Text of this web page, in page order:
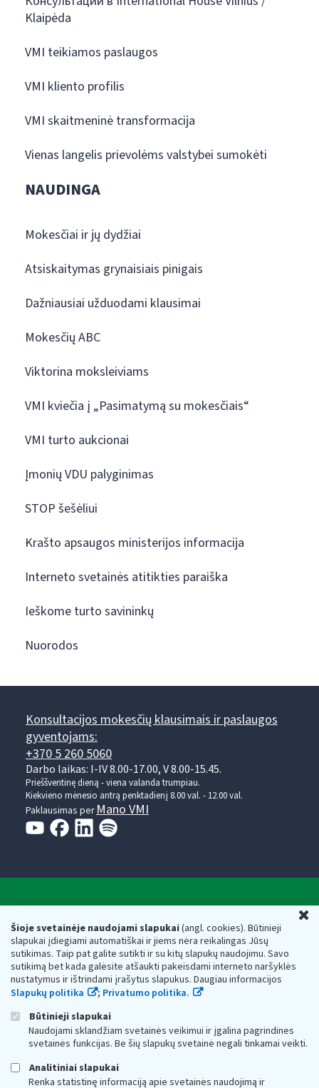
Šioje svetainėje naudojami slapukai(angl. cookies). Būtinieji
slapukai įdiegiami automatiškai ir jiems nėra reikalingas Jūsų
sutikimas. Taip pat galite sutikti ir su kitų slapukų naudojimu. Savo
sutikimą bet kada galėsite atšaukti pakeisdami interneto naršyklės
nustatymus ir ištrindami įrašytus slapukus. Daugiau informacijos
Slapukų politika
; Privatumo politika.
Būtinieji slapukai
Naudojami sklandžiam svetainės veikimui ir įgalina pagrindines
svetainės funkcijas. Be šių slapukų svetainė negali tinkamai veikti.
Analitiniai slapukai
Renka statistinę informaciją apie svetainės naudojimą ir
Klaipėda
VMI teikiamos paslaugos
VMI kliento profilis
VMI skaitmeninė transformacija
Vienas langelis prievolėms valstybei sumokėti
NAUDINGA
Mokesčiai ir jų dydžiai
Atsiskaitymas grynaisiais pinigais
Dažniausiai užduodami klausimai
Mokesčių ABC
Viktorina moksleiviams
VMI kviečia į „Pasimatymą su mokesčiais“
VMI turto aukcionai
Įmonių VDU palyginimas
STOP šešėliui
Krašto apsaugos ministerijos informacija
Interneto svetainės atitikties paraiška
Ieškome turto savininkų
Nuorodos
Konsultacijos mokesčių klausimais ir paslaugos
gyventojams:
+370 5 260 5060
Darbo laikas: I-IV 8.00-17.00, V 8.00-15.45.
Prieššventinę dieną - viena valanda trumpiau.
Kiekvieno mėnesio antrą penktadienį 8.00 val. - 12.00 val.
Paklausimas per Mano VMI
Respublikos finansų ministerijos
Biudžetinė įstaiga. Juridinio asmens kodas — 188659752,
adresas: Vasario 16-osios g. 14, 01107 Vilnius, Lietuva, el.paštas:
vmi@vmi.lt, E. pristatymo dėžutės adresas 188659752
Duomenys apie Valstybinę mokesčių inspekciją prie Lietuvos
Respublikos finansų ministerijos kaupiami ir saugomi Juridinių